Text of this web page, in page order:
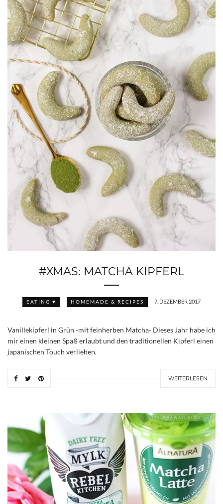
#XMAS: MATCHA KIPFERL
EATING ♥ HOMEMADE & RECIPES 7. DEZEMBER 2017
Vanillekipferl in Grün -mit feinherben Matcha- Dieses Jahr habe ich
mir einen kleinen Spaß erlaubt und den traditionellen Kipferl einen
japanischen Touch verliehen.
WEITERLESEN